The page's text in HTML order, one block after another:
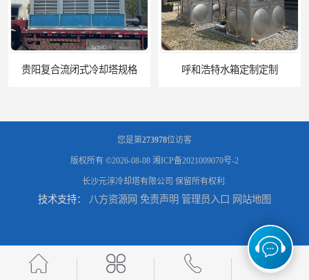
流闭式冷却塔规格 呼和浩特水箱定制定制
电厂冷却塔 郑州喷淋泵厂家
您是第273978位访客
版权所有 ©2026-08-08 湘ICP备2021009070号-2
长沙元淳冷却塔有限公司 保留所有权利.
技术支持： 八方资源网 免责声明 管理员入口 网站地图